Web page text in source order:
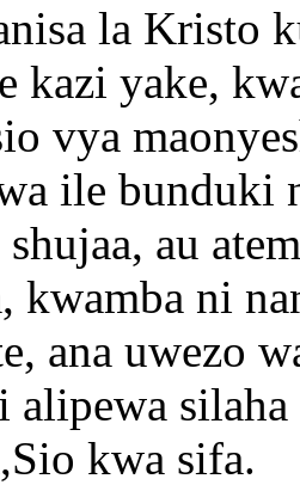
la Kristo
kazi yake,
vya
ile bunduki
au
kwamba ni
ana uwezo
alipewa
kwa sifa.